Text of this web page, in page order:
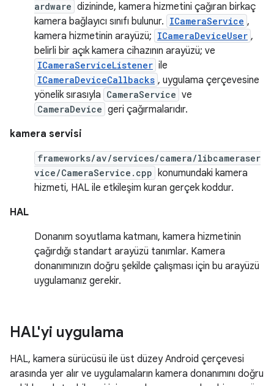
ardware dizininde, kamera hizmetini çağıran birkaç
kamera bağlayıcı sınıfı bulunur. ICameraService ,
kamera hizmetinin arayüzü; ICameraDeviceUser ,
belirli bir açık kamera cihazının arayüzü; ve
ICameraServiceListener ile
ICameraDeviceCallbacks , uygulama çerçevesine
yönelik sırasıyla CameraService ve
CameraDevice geri çağırmalarıdır.
kamera servisi
frameworks/av/services/camera/libcameraser
vice/CameraService.cpp konumundaki kamera
hizmeti, HAL ile etkileşim kuran gerçek koddur.
HAL
Donanım soyutlama katmanı, kamera hizmetinin
çağırdığı standart arayüzü tanımlar. Kamera
donanımınızın doğru şekilde çalışması için bu arayüzü
uygulamanız gerekir.
HAL'yi uygulama
HAL, kamera sürücüsü ile üst düzey Android çerçevesi
arasında yer alır ve uygulamaların kamera donanımını doğru